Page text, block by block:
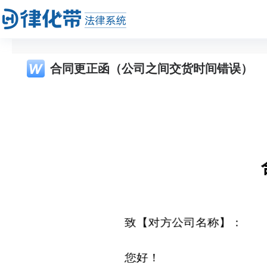
合同更正函（公司之间交货时间错误）